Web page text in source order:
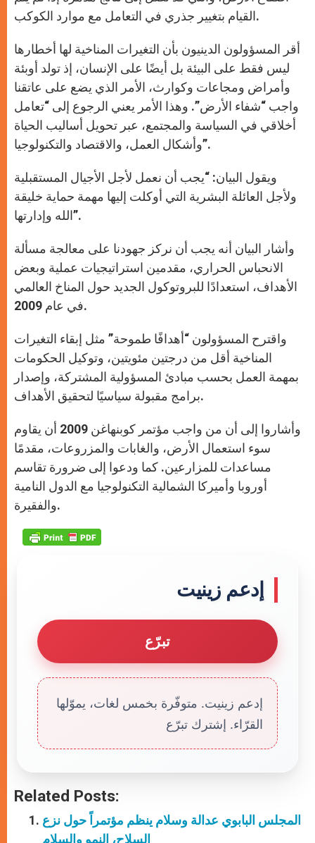
القيام بتغيير جذري في التعامل مع موارد الكوكب.
أقر المسؤولون الدينيون بأن التغيرات المناخية لها أخطارها
ليس فقط على البيئة بل أيضًا على الإنسان، إذ تولد أوبئة
وأمراض ومجاعات وكوارث، الأمر الذي يضع على عاتقنا
واجب “شفاء الأرض”. وهذا الأمر يعني الرجوع إلى “تعامل
أخلاقي في السياسة والمجتمع، عبر تحويل أساليب الحياة
وأشكال العمل، والاقتصاد والتكنولوجيا”.
ويقول البيان: “يجب أن نعمل لأجل الأجيال المستقبلية
ولأجل العائلة البشرية التي أوكلت إليها مهمة حماية خليقة
الله وإدارتها”.
وأشار البيان أنه يجب أن نركز جهودنا على معالجة مسألة
الانحباس الحراري، مقدمين استراتيجيات عملية وبعض
الأهداف، استعدادًا للبروتوكول الجديد حول المناخ العالمي
في عام 2009.
واقترح المسؤولون “أهدافًا طموحة” مثل إبقاء التغيرات
المناخية أقل من درجتين مئويتين، وتوكيل الحكومات
بمهمة العمل بحسب مبادئ المسؤولية المشتركة، وإصدار
برامج مقبولة سياسيًا لتحقيق الأهداف.
وأشاروا إلى أن من واجب مؤتمر كوبنهاغن 2009 أن يقاوم
سوء استعمال الأرض، والغابات والمزروعات، مقدمًا
مساعدات للمزارعين. كما ودعوا إلى ضرورة تقاسم
أوروبا وأميركا الشمالية التكنولوجيا مع الدول النامية
والفقيرة.
إدعم زينيت
تبرّع
إدعم زينيت. متوفّرة بخمس لغات، يموّلها
القرّاء. إشترك تبرّع
Related Posts:
المجلس البابوي عدالة وسلام ينظم مؤتمراً حول نزع
السلاح، النمو والسلام